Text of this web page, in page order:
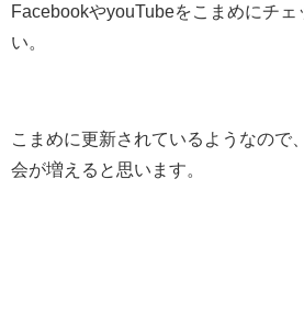
FacebookやyouTubeをこまめにチェ
い。
こまめに更新されているようなので
会が増えると思います。